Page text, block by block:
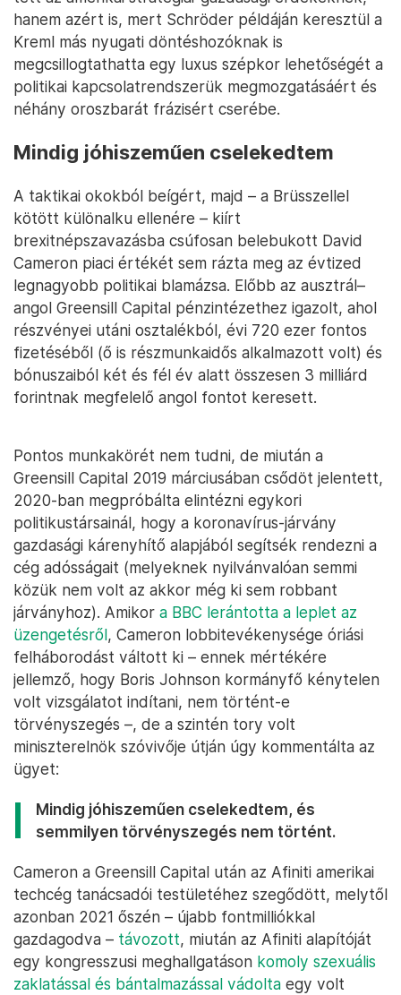
hanem azért is, mert Schröder példáján keresztül a
Kreml más nyugati döntéshozóknak is
megcsillogtathatta egy luxus szépkor lehetőségét a
politikai kapcsolatrendszerük megmozgatásáért és
néhány oroszbarát frázisért cserébe.
Mindig jóhiszeműen cselekedtem
A taktikai okokból beígért, majd – a Brüsszellel
kötött különalku ellenére – kiírt
brexitnépszavazásba csúfosan belebukott David
Cameron piaci értékét sem rázta meg az évtized
legnagyobb politikai blamázsa. Előbb az ausztrál–
angol Greensill Capital pénzintézethez igazolt, ahol
részvényei utáni osztalékból, évi 720 ezer fontos
fizetéséből (ő is részmunkaidős alkalmazott volt) és
bónuszaiból két és fél év alatt összesen 3 milliárd
forintnak megfelelő angol fontot keresett.
Pontos munkakörét nem tudni, de miután a
Greensill Capital 2019 márciusában csődöt jelentett,
2020-ban megpróbálta elintézni egykori
politikustársainál, hogy a koronavírus-járvány
gazdasági kárenyhítő alapjából segítsék rendezni a
cég adósságait (melyeknek nyilvánvalóan semmi
közük nem volt az akkor még ki sem robbant
járványhoz). Amikor a BBC lerántotta a leplet az
üzengetésről, Cameron lobbitevékenysége óriási
felháborodást váltott ki – ennek mértékére
jellemző, hogy Boris Johnson kormányfő kénytelen
volt vizsgálatot indítani, nem történt-e
törvényszegés –, de a szintén tory volt
miniszterelnök szóvivője útján úgy kommentálta az
ügyet:
Mindig jóhiszeműen cselekedtem, és
semmilyen törvényszegés nem történt.
Cameron a Greensill Capital után az Afiniti amerikai
techcég tanácsadói testületéhez szegődött, melytől
azonban 2021 őszén – újabb fontmilliókkal
gazdagodva – távozott, miután az Afiniti alapítóját
egy kongresszusi meghallgatáson komoly szexuális
zaklatással és bántalmazással vádolta egy volt